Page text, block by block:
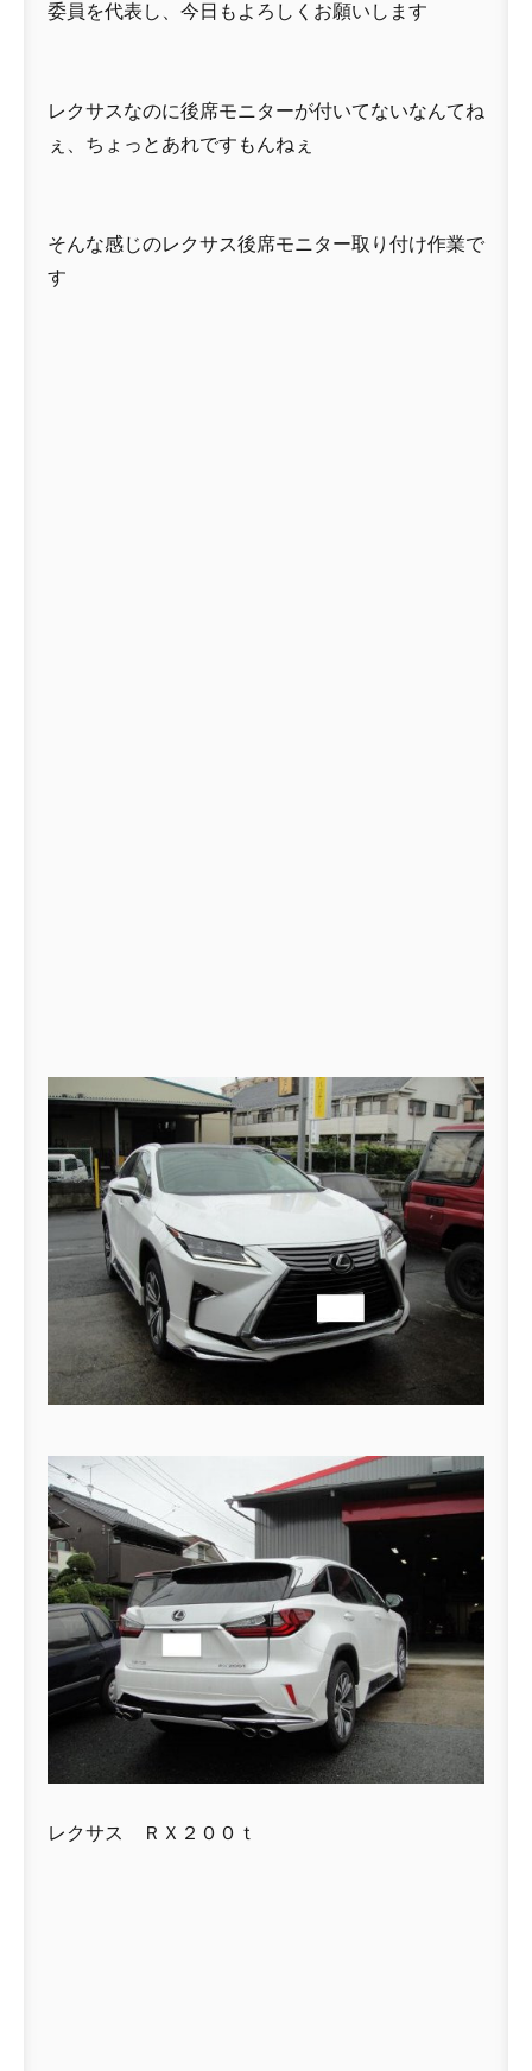
委員を代表し、今日もよろしくお願いします
レクサスなのに後席モニターが付いてないなんてね
ぇ、ちょっとあれですもんねぇ
そんな感じのレクサス後席モニター取り付け作業で
す
レクサス ＲＸ２００ｔ